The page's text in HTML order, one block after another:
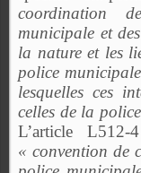
coordination
municipale et
la nature et les
police
lesquelles ces
celles de la
L’article
« convention de